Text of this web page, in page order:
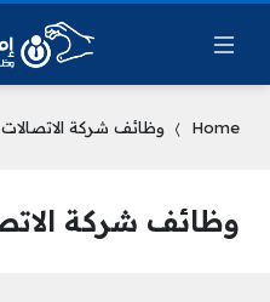
Home وظائف شركة
وظائف شركة